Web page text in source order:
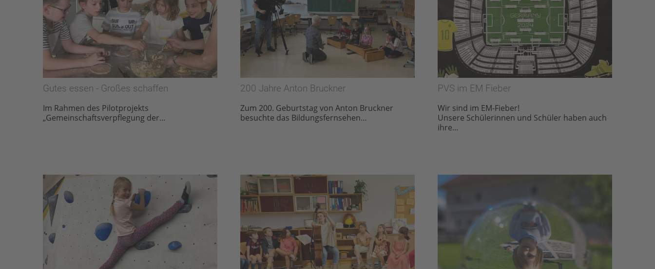
Gutes essen - Großes schaffen
Im Rahmen des Pilotprojekts
„Gemeinschaftsverpflegung der…
200 Jahre Anton Bruckner
Zum 200. Geburtstag von Anton Bruckner
besuchte das Bildungsfernsehen…
PVS im EM Fieber
Wir sind im EM-Fieber!
Unsere Schülerinnen und Schüler haben auch
ihre…